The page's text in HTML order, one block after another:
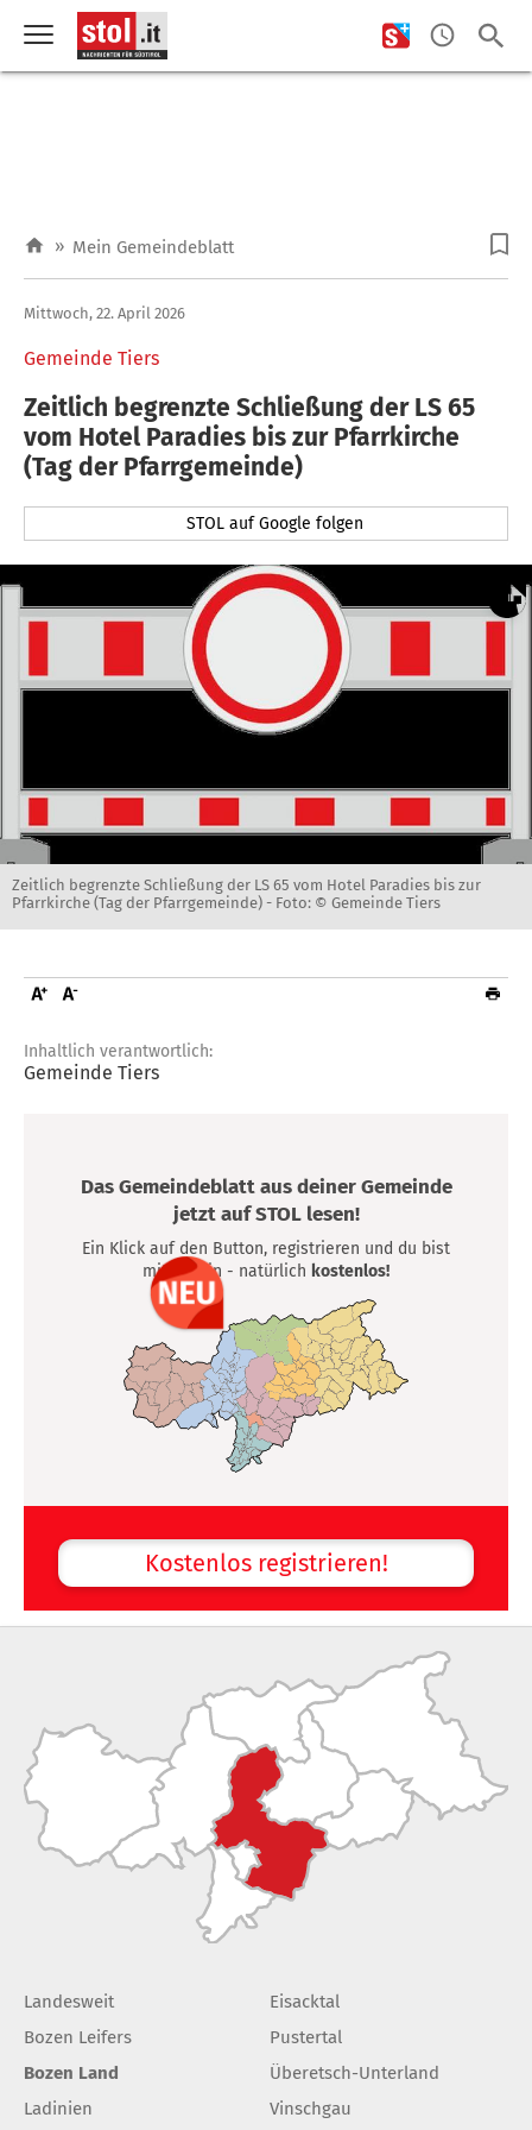
» Mein Gemeindeblatt
Gemeinde Tiers
Mittwoch, 22. April 2026
Zeitlich begrenzte Schließung der LS 65
vom Hotel Paradies bis zur Pfarrkirche
(Tag der Pfarrgemeinde)
STOL auf Google folgen
Zeitlich begrenzte Schließung der LS 65 vom Hotel Paradies bis zur
Pfarrkirche (Tag der Pfarrgemeinde) - Foto: © Gemeinde Tiers
Inhaltlich verantwortlich:
Gemeinde Tiers
Das Gemeindeblatt aus deiner Gemeinde
jetzt auf STOL lesen!
Ein Klick auf den Button, registrieren und du bist
mittendrin - natürlich kostenlos!
Kostenlos registrieren!
Landesweit
Bozen Leifers
Bozen Land
Ladinien
Eisacktal
Pustertal
Überetsch-Unterland
Vinschgau